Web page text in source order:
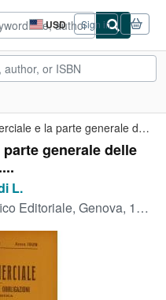
USD
Site
shopping
preferences
Sign in
Il Diritto Commerciale e la parte generale delle obbligazioni. ...
generale delle
L.
Editoriale, Genova, 1929